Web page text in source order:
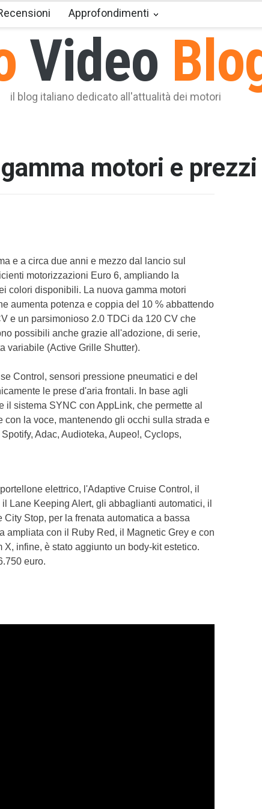
Video
il blog italiano dedicato all'attualità dei motori
Approfondimenti
motori e prezzi
e a circa due anni e mezzo dal lancio sul
motorizzazioni Euro 6, ampliando la
colori disponibili. La nuova gamma motori
aumenta potenza e coppia del 10 % abbattendo
e un parsimonioso 2.0 TDCi da 120 CV che
possibili anche grazie all'adozione, di serie,
variabile (Active Grille Shutter).
Control, sensori pressione pneumatici e del
le prese d'aria frontali. In base agli
sistema SYNC con AppLink, che permette al
la voce, mantenendo gli occhi sulla strada e
Adac, Audioteka, Aupeo!, Cyclops,
elettrico, l'Adaptive Cruise Control, il
Lane Keeping Alert, gli abbaglianti automatici, il
Stop, per la frenata automatica a bassa
ampliata con il Ruby Red, il Magnetic Grey e con
infine, è stato aggiunto un body-kit estetico.
euro.